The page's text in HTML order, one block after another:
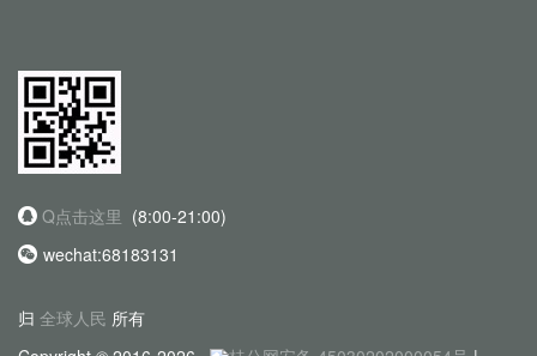
Q点击这里 (8:00-21:00)
wechat:68183131
归 全球人民 所有